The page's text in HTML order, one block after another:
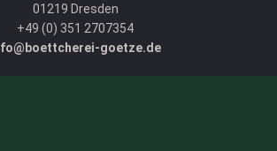
01219 Dresden
+49 (0) 351 2707354
fo@boettcherei-goetze.de